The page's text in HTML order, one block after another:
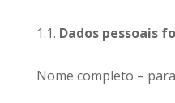
1.1. Dados pessoais
Nome completo –